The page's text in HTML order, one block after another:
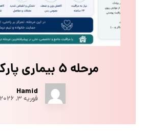
مرحله ۵ بیماری پارکینسون
Hamid
فوریه ۳, ۲۰۲۶